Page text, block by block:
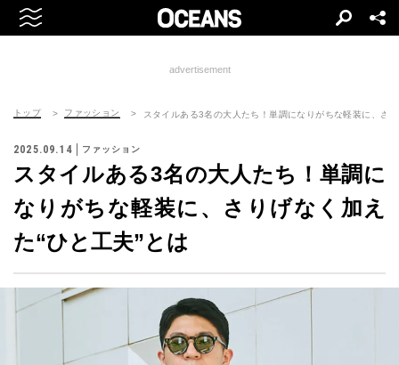
advertisement
トップ ファッション スタイルある3名の大人たち！単調になりがちな軽装に、さ
2025.09.14 ファッション
スタイルある3名の大人たち！単調に
なりがちな軽装に、さりげなく加え
た“ひと工夫”とは